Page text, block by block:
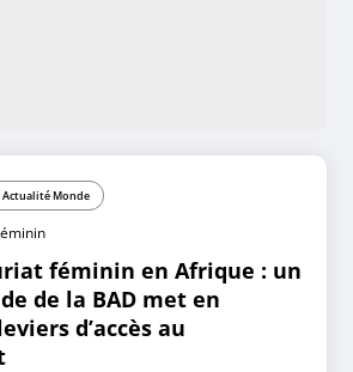
Actualité Monde
féminin en Afrique : un
de la BAD met en
d’accès au